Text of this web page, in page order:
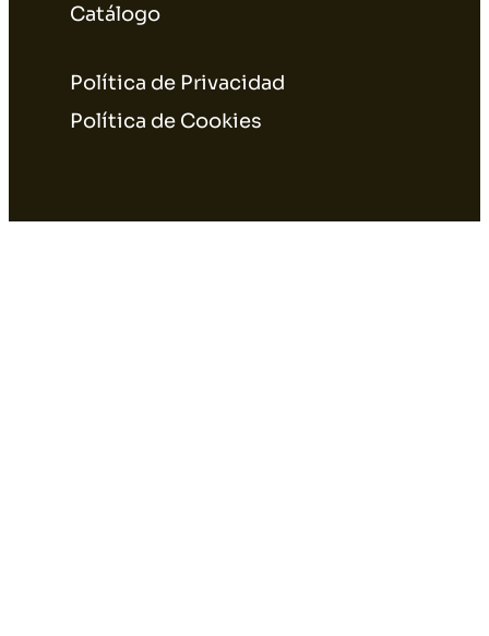
Catálogo
Política de Privacidad
Política de Cookies